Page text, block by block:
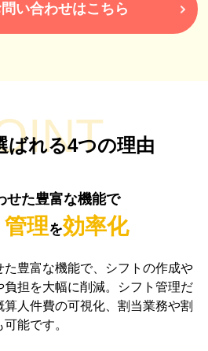
い合わせはこちら
ばれる4つの理由
せた豊富な機能で
理を効率化
た豊富な機能で、シフトの作成や
担を大幅に削減。シフト管理だ
人件費の可視化、割当業務や割
能です。